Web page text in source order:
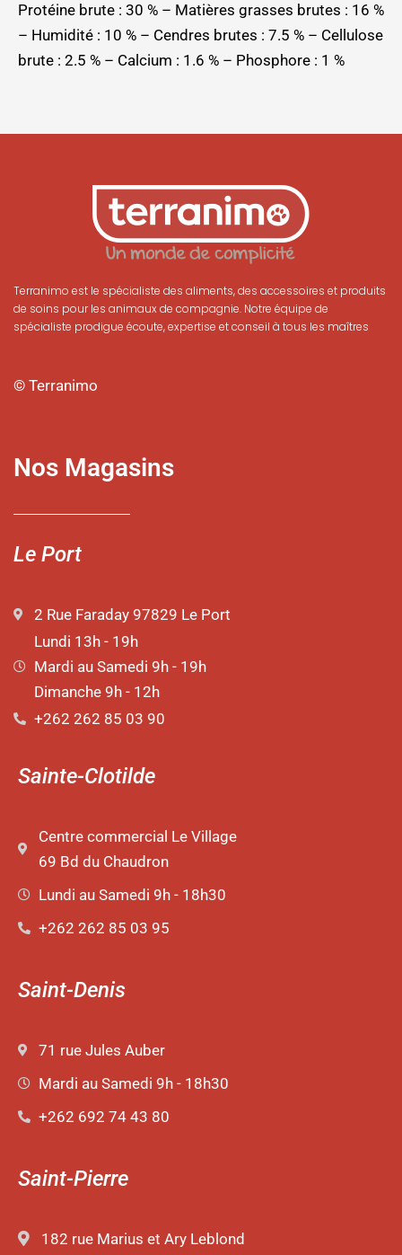
Protéine brute : 30 % – Matières grasses brutes : 16 %
– Humidité : 10 % – Cendres brutes : 7.5 % – Cellulose
brute : 2.5 % – Calcium : 1.6 % – Phosphore : 1 %
Terranimo est le spécialiste des aliments, des accessoires et produits
de soins pour les animaux de compagnie. Notre équipe de
spécialiste prodigue écoute, expertise et conseil à tous les maîtres
© Terranimo
Nos Magasins
Le Port
2 Rue Faraday 97829 Le Port
Lundi 13h - 19h
Mardi au Samedi 9h - 19h
Dimanche 9h - 12h
+262 262 85 03 90
Sainte-Clotilde
Centre commercial Le Village
69 Bd du Chaudron
Lundi au Samedi 9h - 18h30
+262 262 85 03 95
Saint-Denis
71 rue Jules Auber
Mardi au Samedi 9h - 18h30
+262 692 74 43 80
Saint-Pierre
182 rue Marius et Ary Leblond